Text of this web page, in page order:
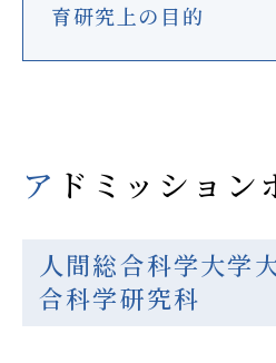
育研究上の目的
アドミッショ
人間総合科学大学
合科学研究科